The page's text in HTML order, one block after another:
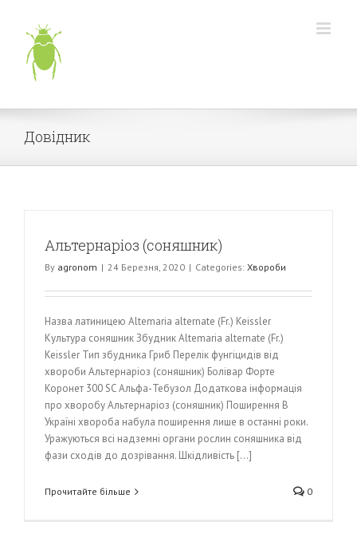
content
Довідник
Альтернаріоз (соняшник)
By agronom | 24 Березня, 2020 | Categories: Хвороби
Назва латиницею Altemaria alternate (Fr.) Keissler
Культура соняшник Збудник Altemaria alternate (Fr.)
Keissler Тип збудника Гриб Перелік фунгіцидів від
хвороби Альтернаріоз (соняшник) Болівар Форте
Коронет 300 SC Альфа-Тебузол Додаткова інформація
про хворобу Альтернаріоз (соняшник) Поширення В
Україні хвороба набула поширення лише в останні роки.
Уражуються всі надземні органи рослин соняшника від
фази сходів до дозрівання. Шкідливість [...]
Прочитайте більше 0